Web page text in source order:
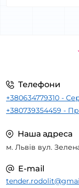
Телефони
+380634779310 -
+380739354459 -
Наша адреса
м. Львів вул.
E-mail